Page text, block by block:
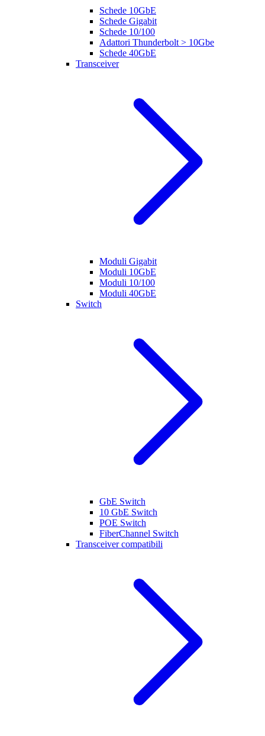
Schede 10GbE
Schede Gigabit
Schede 10/100
Adattori Thunderbolt > 10Gbe
Schede 40GbE
Transceiver
Moduli Gigabit
Moduli 10GbE
Moduli 10/100
Moduli 40GbE
Switch
GbE Switch
10 GbE Switch
POE Switch
FiberChannel Switch
Transceiver compatibili